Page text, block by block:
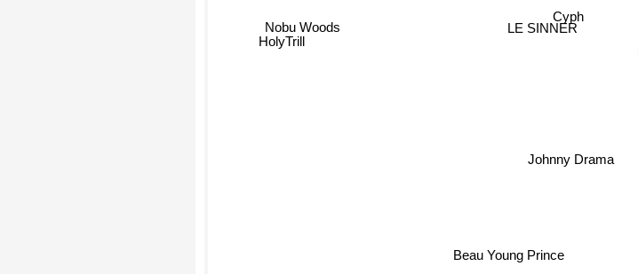
Cyph
LE SINNER
Johnny Drama
Beau Young Prince
HolyTrill
Nobu Woods